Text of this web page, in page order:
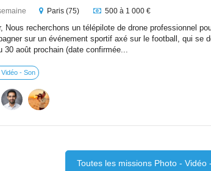
Paris (75) 500 à 1 000 €
Nous recherchons un télépilote de drone professionnel
sur un événement sportif axé sur le football, qui se
30 août prochain (date confirmée...
- Son
Toutes les missions Photo - Vidéo